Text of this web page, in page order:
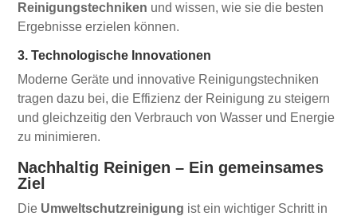
Reinigungstechniken und wissen, wie sie die besten
Ergebnisse erzielen können.
3. Technologische Innovationen
Moderne Geräte und innovative Reinigungstechniken
tragen dazu bei, die Effizienz der Reinigung zu steigern
und gleichzeitig den Verbrauch von Wasser und Energie
zu minimieren.
Nachhaltig Reinigen – Ein gemeinsames
Ziel
Die Umweltschutzreinigung ist ein wichtiger Schritt in